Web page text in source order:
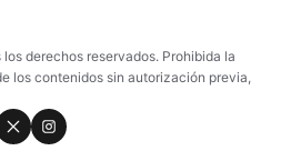
derechos reservados. Prohibida la
los contenidos sin autorización previa,